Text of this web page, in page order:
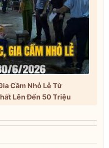
Cầm Nhỏ Lẻ Từ
Lên Đến 50 Triệu